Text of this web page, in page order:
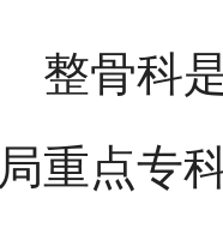
骨科是
重点专